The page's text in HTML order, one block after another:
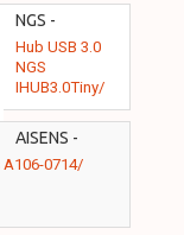
NGS -
IHUB3.0TINY
Hub USB 3.0
NGS
IHUB3.0Tiny/
4xUSB
AISENS -
A106-0714
A106-0714/